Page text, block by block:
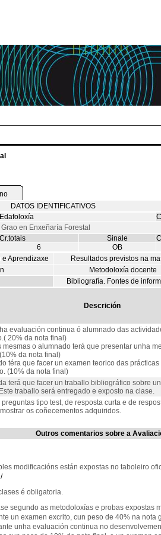
DATOS IDENTIFICATIVOS
Edafoloxía
Grao en Enxeñaría Forestal
Cr.totais Sinale
6
OB
e Aprendizaxe
Resultados previstos na
Metodoloxía docente
Bibliografía. Fontes de
Descrición
evaluación continua ó alumnado das
20% da nota final)
mesmas o alumnado terá que presentar unha
da nota final)
téra que facer un examen teorico das
(10% da nota final)
terá que facer un traballo bibliográfico sobre
traballo será entregado e exposto na clase.
preguntas tipo test, de resposta curta e de
os coñecementos adquiridos.
Outros comentarios sobre a
modificacións están expostas no taboleiro
é obligatoria.
segundo as metodoloxías e probas expostas
un examen excrito, cun peso de 40% na nota
unha evaluación continua no